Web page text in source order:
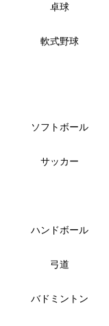
卓球
軟式野球
ソフトボール
サッカー
ハンドボール
弓道
バドミントン